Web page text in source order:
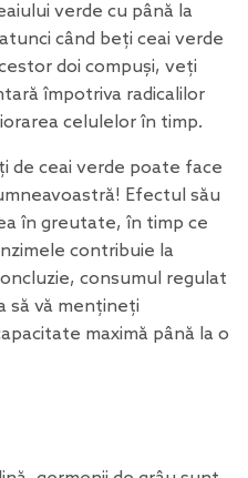
verde cu până la
când beți ceai verde
doi compuși, veți
împotriva radicalilor
celulelor în timp.
de ceai verde poate face
Efectul său
în greutate, în timp ce
contribuie la
consumul regulat
să vă mențineți
maximă până la o